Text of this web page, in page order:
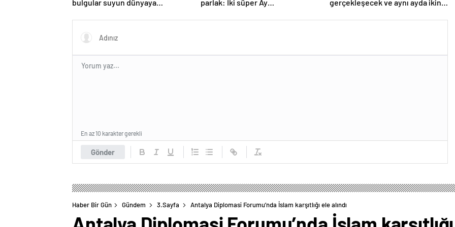
bulgular suyun dünyaya
olabileceğini gösteriyor
parlak: İki süper Ay
gerçekleşecek ve aynı ayda ikinci
Gönder
En az 10 karakter gerekli
Haber Bir Gün Gündem 3.Sayfa Antalya Diplomasi Forumu’nda İslam karşıtlığı ele alındı